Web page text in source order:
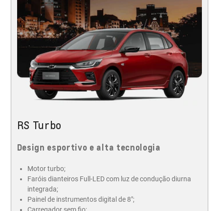
RS Turbo
Design esportivo e alta tecnologia
Motor turbo;
Faróis dianteiros Full-LED com luz de condução diurna
integrada;
Painel de instrumentos digital de 8";